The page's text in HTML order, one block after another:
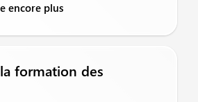
encore plus
formation des